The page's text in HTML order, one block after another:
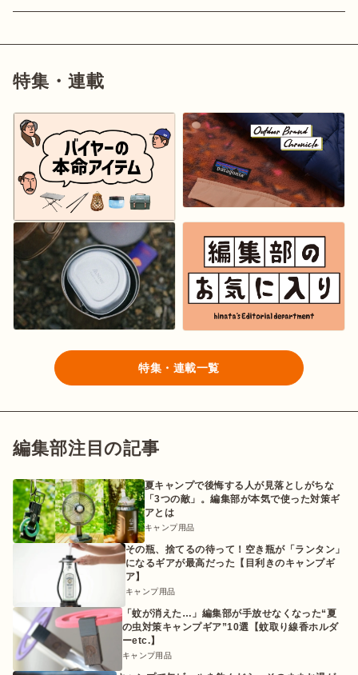
特集・連載
特集・連載一覧
編集部注目の記事
夏キャンプで後悔する人が見落としがちな
「3つの敵」。編集部が本気で使った対策ギ
アとは
キャンプ用品
その瓶、捨てるの待って！空き瓶が「ランタン」
になるギアが最高だった【目利きのキャンプギ
ア】
キャンプ用品
「蚊が消えた…」編集部が手放せなくなった“夏
の虫対策キャンプギア”10選【蚊取り線香ホルダ
ーetc.】
キャンプ用品